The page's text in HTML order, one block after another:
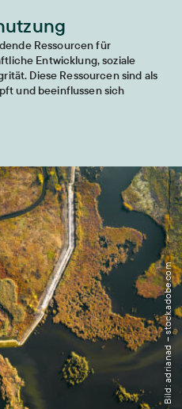
Ressourcen für
Entwicklung, soziale
Diese Ressourcen sind als
und beeinflussen sich
Bild: adrianad – stock.adobe.com